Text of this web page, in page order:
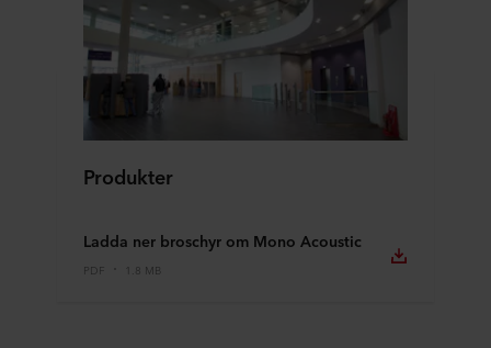
Produkter
Ladda ner broschyr om Mono Acoustic
PDF 1.8 MB